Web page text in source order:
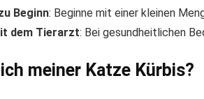
Beginn: Beginne mit einer kleinen
dem Tierarzt: Bei gesundheitlichen
meiner Katze Kürbis?